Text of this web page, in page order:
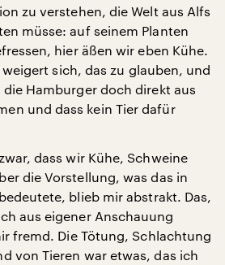
zu verstehen, die Welt aus Alfs
müsse: auf seinem Planten
hier äßen wir eben Kühe.
sich, das zu glauben, und
Hamburger doch direkt aus
und dass kein Tier dafür
dass wir Kühe, Schweine
die Vorstellung, was das in
blieb mir abstrakt. Das,
aus eigener Anschauung
fremd. Die Tötung, Schlachtung
von Tieren war etwas, das ich